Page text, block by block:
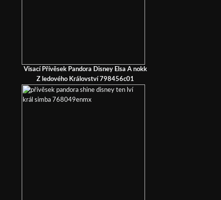
Visací Přívěsek Pandora Disney Elsa A nokk
Z ledového Království 798456c01